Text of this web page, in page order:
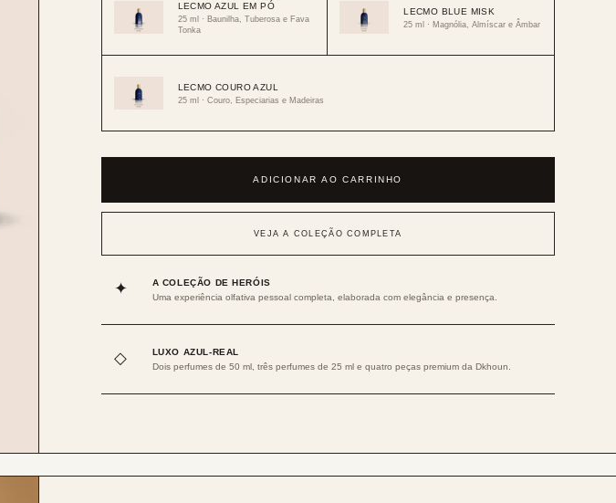
LECMO AZUL EM PÓ
25 ml · Baunilha, Tuberosa e Fava
Tonka
LECMO BLUE MISK
25 ml · Magnólia, Almíscar e Âmbar
LECMO COURO AZUL
25 ml · Couro, Especiarias e Madeiras
ADICIONAR AO CARRINHO
VEJA A COLEÇÃO COMPLETA
✦
A COLEÇÃO DE HERÓIS
Uma experiência olfativa pessoal completa, elaborada com elegância e presença.
◇
LUXO AZUL-REAL
Dois perfumes de 50 ml, três perfumes de 25 ml e quatro peças premium da Dkhoun.